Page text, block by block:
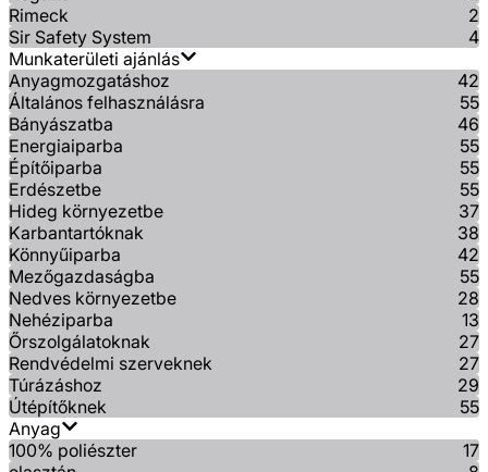
Rimeck
2
Sir Safety System
4
Munkaterületi ajánlás
Anyagmozgatáshoz
42
Általános felhasználásra
55
Bányászatba
46
Energiaiparba
55
Építőiparba
55
Erdészetbe
55
Hideg környezetbe
37
Karbantartóknak
38
Könnyűiparba
42
Mezőgazdaságba
55
Nedves környezetbe
28
Nehéziparba
13
Őrszolgálatoknak
27
Rendvédelmi szerveknek
27
Túrázáshoz
29
Útépítőknek
55
Anyag
100% poliészter
17